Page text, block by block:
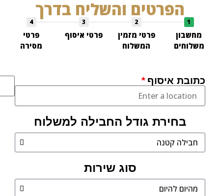
הפרטים והשליח בדרך
פרטי מזמין
המשלוח
פרטי איסוף
מסירה
איסוף
בחירת גודל החבילה למשלוח
סוג שירות